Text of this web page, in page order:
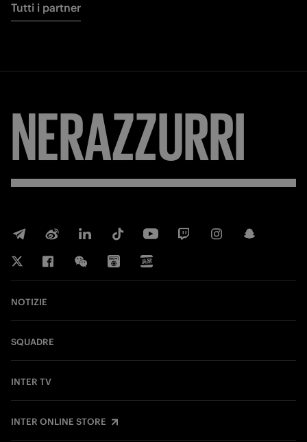
Tutti i partner
NERAZZURRI
NOTIZIE
SQUADRE
INTER TV
INTER ONLINE STORE